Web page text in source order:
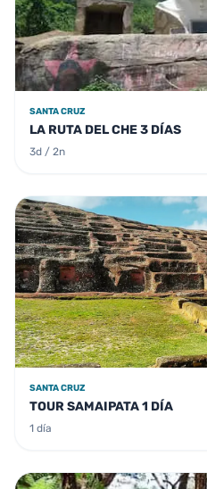
SANTA CRUZ
LA RUTA DEL CHE 3 DÍAS
3d / 2n
SANTA CRUZ
TOUR SAMAIPATA 1 DÍA
1 día